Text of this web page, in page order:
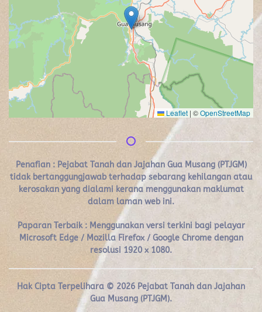
Leaflet | ©OpenStreetMap
Penafian : Pejabat Tanah dan Jajahan Gua Musang (PTJGM)
tidak bertanggungjawab terhadap sebarang kehilangan atau
kerosakan yang dialami kerana menggunakan maklumat
dalam laman web ini.
Paparan Terbaik : Menggunakan versi terkini bagi pelayar
Microsoft Edge / Mozilla Firefox / Google Chrome dengan
resolusi 1920 x 1080.
Hak Cipta Terpelihara © 2026 Pejabat Tanah dan Jajahan
Gua Musang (PTJGM).